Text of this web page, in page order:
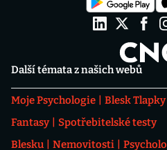
Další témata z našich webů
Moje Psychologie Blesk Tlapky
Fantasy
Spotřebitelské testy
Blesku
Nemovitosti